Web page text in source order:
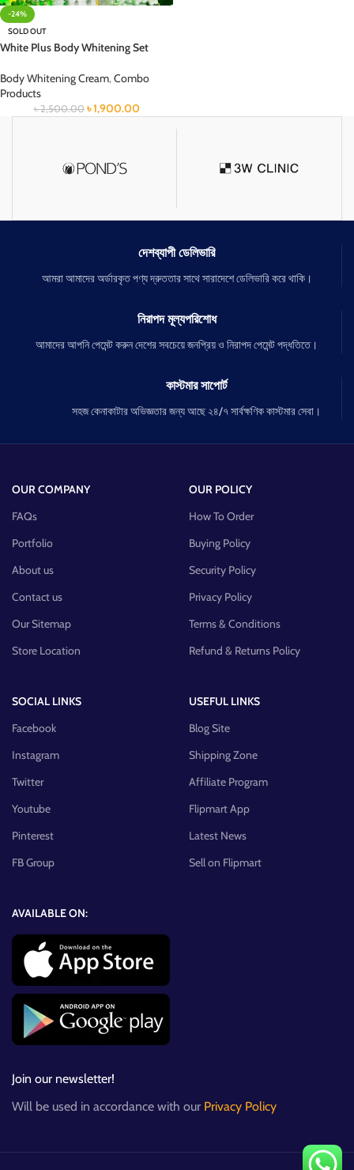
-24%
SOLD OUT
White Plus Body Whitening Set
Body Whitening Cream,Combo
Products
৳2,500.00 ৳1,900.00
দেশব্যাপী ডেলিভারি
আমরা আমাদের অর্ডারকৃত পণ্য দ্রুততার সাথে সারাদেশে ডেলিভারি করে থাকি।
নিরাপদ মূল্যপরিশোধ
আমাদের আপনি পেমেন্ট করুন দেশের সবচেয়ে জনপ্রিয় ও নিরাপদ পেমেন্ট পদ্ধতিতে।
কাস্টমার সাপোর্ট
সহজ কেনাকাটার অভিজ্ঞতার জন্য আছে ২৪/৭ সার্বক্ষণিক কাস্টমার সেবা।
OUR COMPANY
FAQs
Portfolio
About us
Contact us
Our Sitemap
Store Location
OUR POLICY
How To Order
Buying Policy
Security Policy
Privacy Policy
Terms & Conditions
Refund & Returns Policy
SOCIAL LINKS
Facebook
Instagram
Twitter
Youtube
Pinterest
FB Group
USEFUL LINKS
Blog Site
Shipping Zone
Affiliate Program
Flipmart App
Latest News
Sell on Flipmart
AVAILABLE ON:
Join our newsletter!
Will be used in accordance with our Privacy Policy